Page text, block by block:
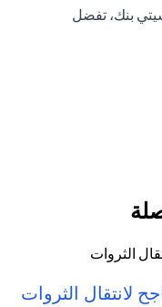
بنك، تفضل
لانتقال الثروات